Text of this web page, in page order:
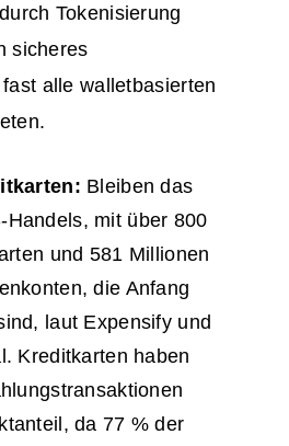
Tokenisierung
sicheres
alle walletbasierten
Bleiben das
Handels, mit über 800
und 581 Millionen
die Anfang
laut Expensify und
Kreditkarten haben
da 77 % der